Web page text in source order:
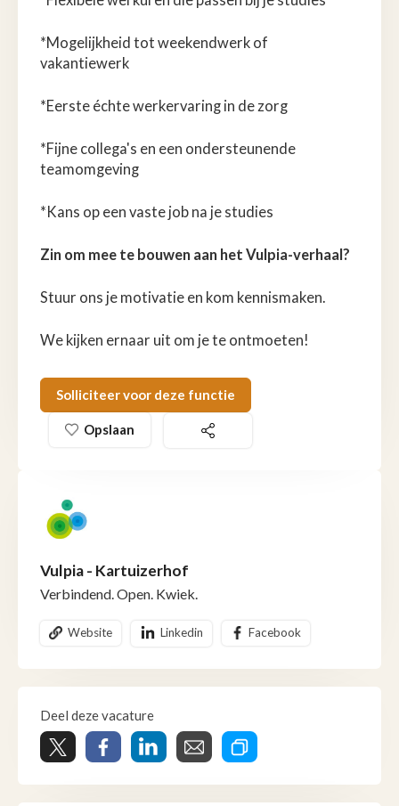
*Mogelijkheid tot weekendwerk of
vakantiewerk
*Eerste échte werkervaring in de zorg
*Fijne collega's en een ondersteunende
teamomgeving
*Kans op een vaste job na je studies
Zin om mee te bouwen aan het Vulpia-verhaal?
Stuur ons je motivatie en kom kennismaken.
We kijken ernaar uit om je te ontmoeten!
Solliciteer voor deze functie
Opslaan
Vulpia - Kartuizerhof
Verbindend. Open. Kwiek.
Website Linkedin Facebook
Deel deze vacature